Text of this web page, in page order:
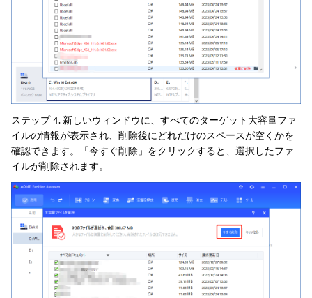
ステップ 4. 新しいウィンドウに、すべてのターゲット大容量ファ
イルの情報が表示され、削除後にどれだけのスペースが空くかを
確認できます。「今すぐ削除」をクリックすると、選択したファ
イルが削除されます。